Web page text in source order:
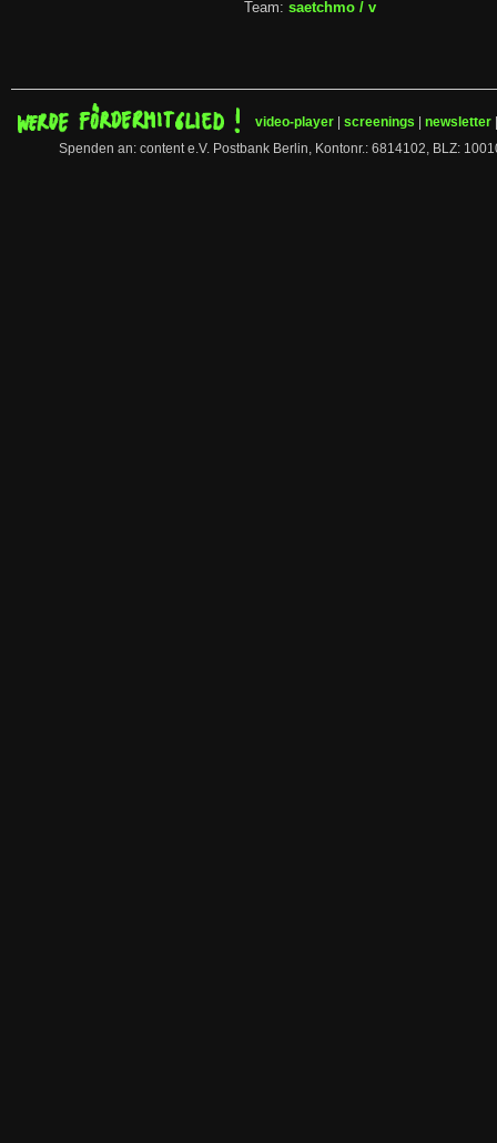
Team: saetchmo / v
video-player screenings newsletter
Spenden an: content e.V. Postbank Berlin, Kontonr.: 6814102, BLZ: